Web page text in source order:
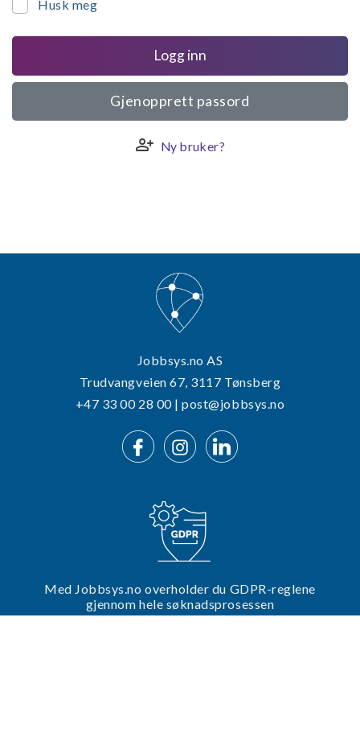
Husk meg
Logg inn
Gjenopprett passord
person_add Ny bruker?
Jobbsys.no AS
Trudvangveien 67, 3117 Tønsberg
+47 33 00 28 00 | post@jobbsys.no
Med Jobbsys.no overholder du GDPR-reglene
gjennom hele søknadsprosessen